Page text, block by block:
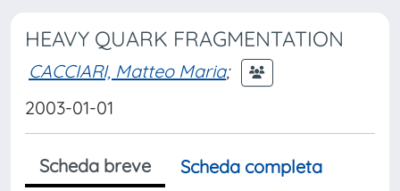
HEAVY QUARK FRAGMENTATION
CACCIARI, Matteo Maria;
2003-01-01
Scheda breve
Scheda completa